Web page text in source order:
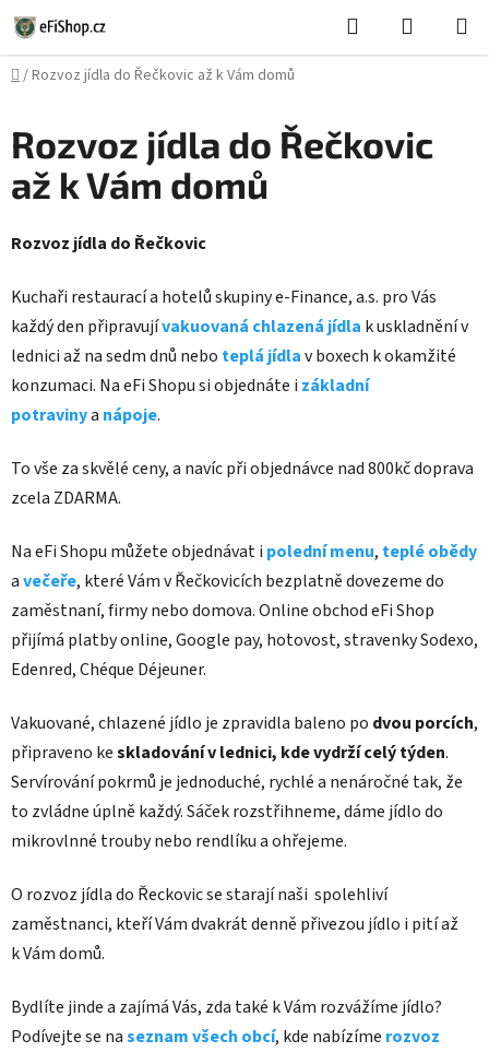
Přejít
na
obsah
Hledat
KOŠÍK
Domů
/Rozvoz jídla do Řečkovic až k Vám domů
Rozvoz jídla do Řečkovic
až k Vám domů
Rozvoz jídla do Řečkovic
Kuchaři restaurací a hotelů skupiny e-Finance, a.s. pro Vás
každý den připravujívakuovaná chlazená jídla k uskladnění v
lednici až na sedm dnů nebo teplá jídlav boxech k okamžité
konzumaci. Na eFi Shopu si objednáte i základní
potravinya nápoje.
To vše za skvělé ceny, a navíc při objednávce nad 800kč doprava
zcela ZDARMA.
Na eFi Shopu můžete objednávat i polední menu, teplé obědy
avečeře, které Vám v Řečkovicích bezplatně dovezeme do
zaměstnaní, firmy nebo domova. Online obchod eFi Shop
přijímá platby online, Google pay, hotovost, stravenky Sodexo,
Edenred, Chéque Déjeuner.
Vakuované, chlazené jídlo je zpravidla baleno po dvou porcích,
připraveno keskladování v lednici, kde vydrží celý týden.
Servírování pokrmů je jednoduché, rychlé a nenáročné tak, že
to zvládne úplně každý. Sáček rozstřihneme, dáme jídlo do
mikrovlnné trouby nebo rendlíku a ohřejeme.
O rozvoz jídla do Řeckovic se starají naši spolehliví
zaměstnanci, kteří Vám dvakrát denně přivezou jídlo i pití až
k Vám domů.
Bydlíte jinde a zajímá Vás, zda také k Vám rozvážíme jídlo?
Podívejte se naseznam všech obcí, kde nabízíme rozvoz